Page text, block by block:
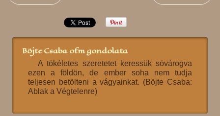
Böjte Csaba ofm gondolata
A tökéletes szeretetet keressük sóvárogva
ezen a földön, de ember soha nem tudja
teljesen betölteni a vágyainkat. (Böjte Csaba:
Ablak a Végtelenre)